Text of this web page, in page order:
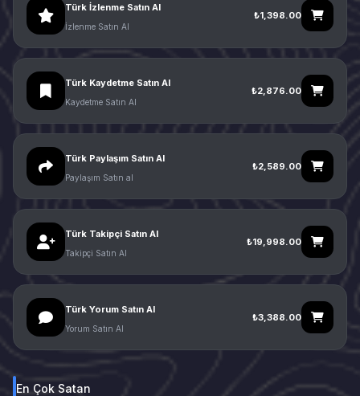
Türk İzlenme Satın Al
İzlenme Satın Al
₺1,398.00
Türk Kaydetme Satın Al
Kaydetme Satın Al
₺2,876.00
Türk Paylaşım Satın Al
Paylaşım Satın al
₺2,589.00
Türk Takipçi Satın Al
Takipçi Satın Al
₺19,998.00
Türk Yorum Satın Al
Yorum Satın Al
₺3,388.00
En Çok Satan